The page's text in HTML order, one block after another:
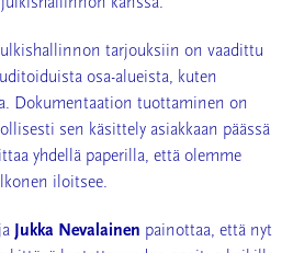
tarjouksiin on vaadittu
osa-alueista, kuten
Dokumentaation tuottaminen on
sen käsittely asiakkaan päässä
yhdellä paperilla, että olemme
iloitsee.
Jukka Nevalainen painottaa, että nyt